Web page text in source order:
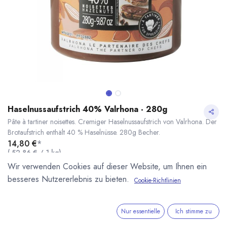
Haselnussaufstrich 40% Valrhona - 280g
Pâte à tartiner noisettes. Cremiger Haselnussaufstrich von Valrhona. Der
Brotaufstrich enthält 40 % Haselnüsse. 280g Becher.
14,80 €*
( 52,86 € / 1 kg)
* inkl. MwST. zzgl. Versandkosten
Lieferzeit: nicht auf Lager
Imaginons le meilleur du chocolat®. Edelschokoladen,
Wir verwenden Cookies auf dieser Website, um Ihnen ein
besseres Nutzererlebnis zu bieten.
Cookie-Richtlinien
Nur essentielle Ich stimme zu